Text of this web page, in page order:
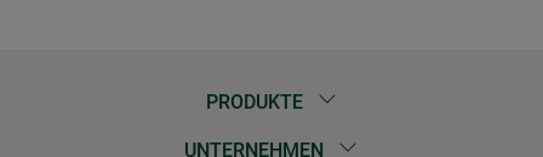
PRODUKTE
UNTERNEHMEN